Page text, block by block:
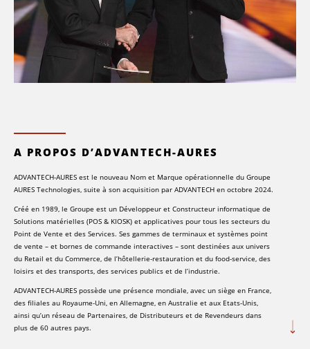
A PROPOS D’ADVANTECH-AURES
ADVANTECH-AURES est le nouveau Nom et Marque opérationnelle du Groupe
AURES Technologies, suite à son acquisition par ADVANTECH en octobre 2024.
Créé en 1989, le Groupe est un Développeur et Constructeur informatique de
Solutions matérielles (POS & KIOSK) et applicatives pour tous les secteurs du
Point de Vente et des Services. Ses gammes de terminaux et systèmes point
de vente – et bornes de commande interactives – sont destinées aux univers
du Retail et du Commerce, de l’hôtellerie-restauration et du food-service, des
loisirs et des transports, des services publics et de l’industrie.
ADVANTECH-AURES possède une présence mondiale, avec un siège en France,
des filiales au Royaume-Uni, en Allemagne, en Australie et aux Etats-Unis,
ainsi qu’un réseau de Partenaires, de Distributeurs et de Revendeurs dans
plus de 60 autres pays.